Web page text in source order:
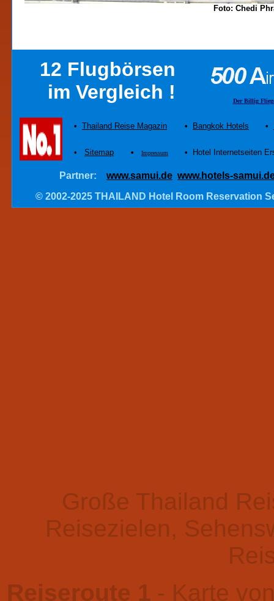
Foto: Chedi
12 Flugbörsen
im Vergleich !
Der Billig
• Thailand Reise Magazin • Bangkok Hotels •
• Sitemap • Impressum • Hotel Internetseiten
Partner: www.samui.de www.hotels-
© 2002-2025 THAILAND Hotel Room Reservation
Große Thailand
Reisezielen,
Reiseroute 1 - Karte